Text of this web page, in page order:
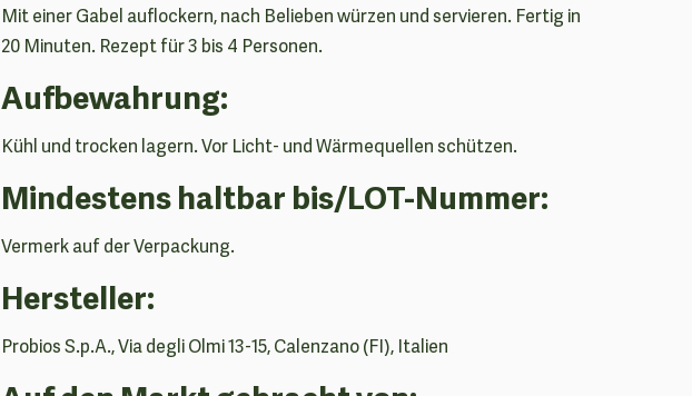
Mit einer Gabel auflockern, nach Belieben würzen und servieren. Fertig in
20 Minuten. Rezept für 3 bis 4 Personen.
Aufbewahrung:
Kühl und trocken lagern. Vor Licht- und Wärmequellen schützen.
Mindestens haltbar bis/LOT-Nummer:
Vermerk auf der Verpackung.
Hersteller:
Probios S.p.A., Via degli Olmi 13-15, Calenzano (FI), Italien